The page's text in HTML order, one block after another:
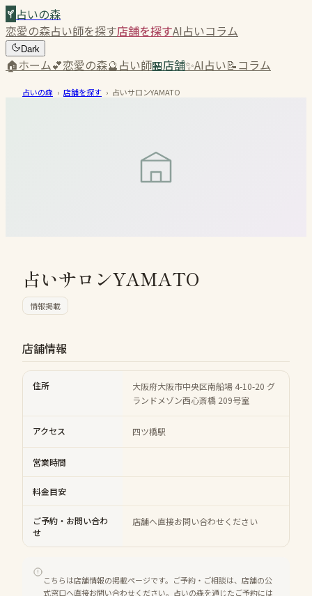
占いの森
恋愛の森占い師を探す店舗を探すAI占いコラム
Dark
🏠ホーム💕恋愛の森🔮占い師🏪店舗✨AI占い📝コラム
占いの森 › 店舗を探す › 占いサロンYAMATO
占いサロンYAMATO
情報掲載
店舗情報
住所
大阪府大阪市中央区南船場 4-10-20 グ
ランドメゾン西心斎橋 209号室
アクセス 四ツ橋駅
営業時間
料金目安
ご予約・お問い合わ
せ
店舗へ直接お問い合わせください
こちらは店舗情報の掲載ページです。ご予約・ご相談は、店舗の公
式窓口へ直接お問い合わせください。占いの森を通じたご予約には